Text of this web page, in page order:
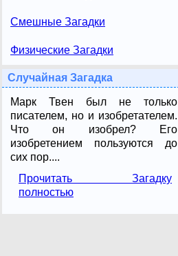
Смешные Загадки
Физические Загадки
Случайная Загадка
Марк Твен был не только
писателем, но и изобретателем.
Что он изобрел? Его
изобретением пользуются до
сих пор....
Прочитать Загадку
полностью